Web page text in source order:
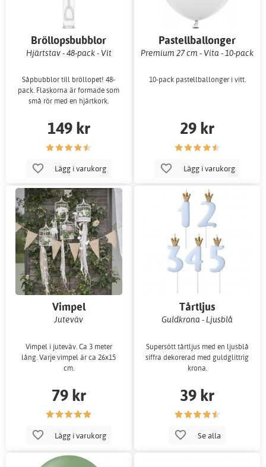
Bröllopsbubblor
Hjärtstav - 48-pack - Vit
Såpbubblor till bröllopet! 48-
pack. Flaskorna är formade som
små rör med en hjärtkork.
149 kr
Lägg i varukorg
Pastellballonger
Premium 27 cm - Vita - 10-pack
10-pack pastellballonger i vitt.
29 kr
Lägg i varukorg
Vimpel
Juteväv
Vimpel i juteväv. Ca 3 meter
lång. Varje vimpel är ca 26x15
cm.
79 kr
Lägg i varukorg
Tårtljus
Guldkrona - Ljusblå
Supersött tårtljus med en ljusblå
siffra dekorerad med guldglittrig
krona.
39 kr
Se alla